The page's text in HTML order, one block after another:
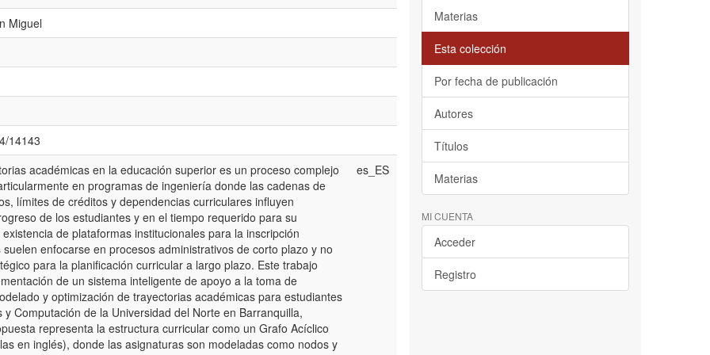
Miguel
14143
académicas en la educación superior es un proceso complejo
en programas de ingeniería donde las cadenas de
límites de créditos y dependencias curriculares influyen
de los estudiantes y en el tiempo requerido para su
de plataformas institucionales para la inscripción
enfocarse en procesos administrativos de corto plazo y no
para la planificación curricular a largo plazo. Este trabajo
de un sistema inteligente de apoyo a la toma de
y optimización de trayectorias académicas para estudiantes
Computación de la Universidad del Norte en Barranquilla,
representa la estructura curricular como un Grafo Acíclico
en inglés), donde las asignaturas son modeladas como nodos y
es_ES
Materias
Esta colección
Por fecha de publicación
Autores
Títulos
Materias
MI CUENTA
Acceder
Registro